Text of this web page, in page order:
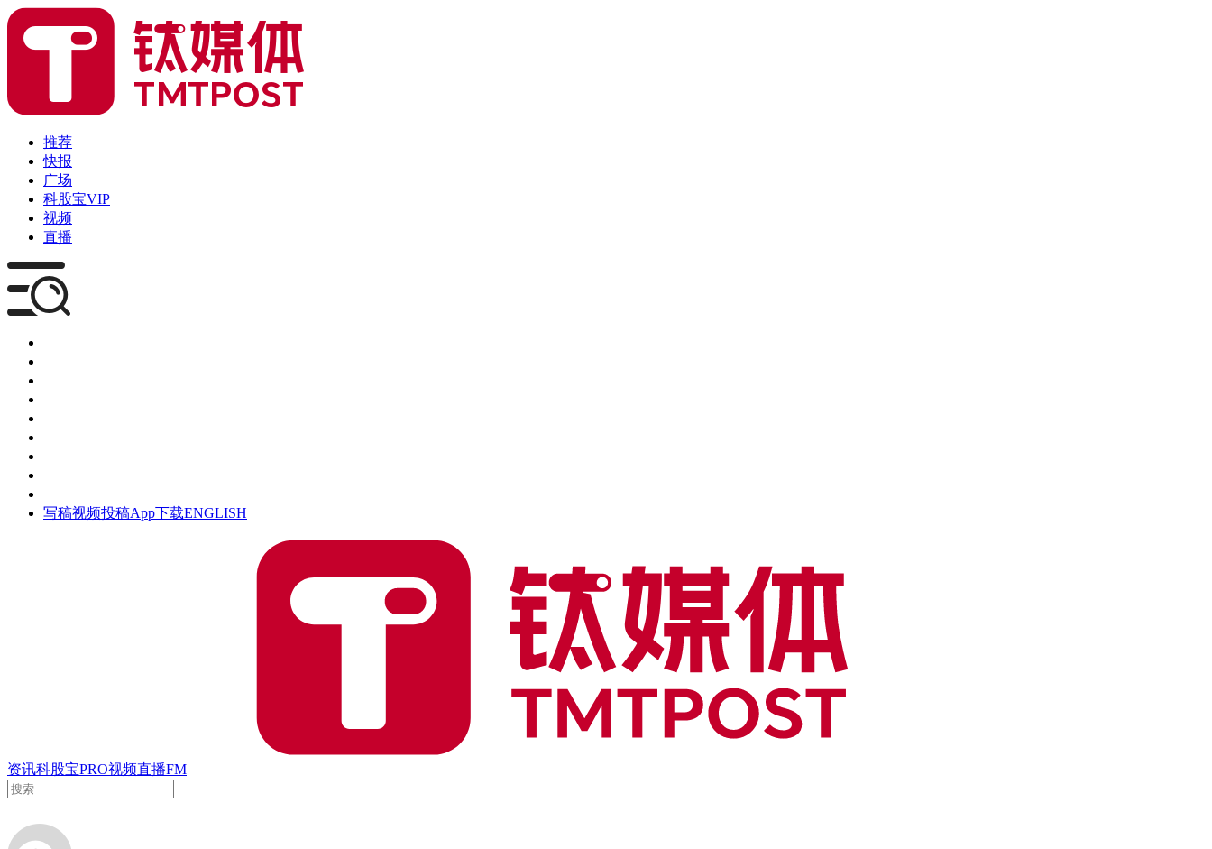
推荐
快报
广场
科股宝VIP
视频
直播
写稿视频投稿App下载ENGLISH
资讯科股宝PRO视频直播FM